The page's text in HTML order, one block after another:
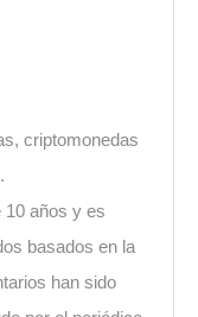
criptomonedas
10 años y es
basados en la
han sido